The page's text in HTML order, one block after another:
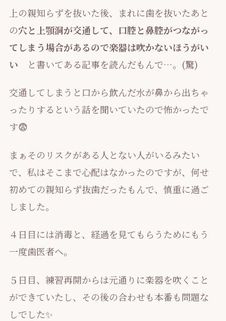
上の親知らずを抜いた後、まれに歯を抜いたあと
の穴と上顎洞が交通して、口腔と鼻腔がつながっ
てしまう場合があるので楽器は吹かないほうがい
い と書いてある記事を読んだもんで…。(驚)
交通してしまうと口から飲んだ水が鼻から出ちゃ
ったりするという話を聞いていたので怖かったで
す😨
まぁそのリスクがある人とない人がいるみたい
で、私はそこまで心配はなかったのですが、何せ
初めての親知らず抜歯だったもんで、慎重に過ご
しました。
４日目には消毒と、経過を見てもらうためにもう
一度歯医者へ。
５日目、練習再開からは元通りに楽器を吹くこと
ができていたし、その後の合わせも本番も問題な
しでした✨